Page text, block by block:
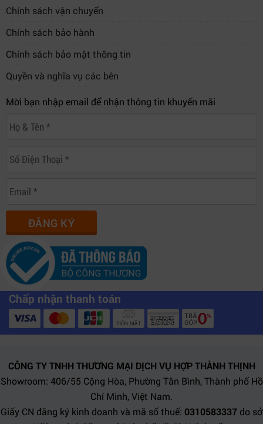
Chính sách vận chuyển
Chính sách bảo hành
Chính sách bảo mật thông tin
Quyền và nghĩa vụ các bên
Mời bạn nhập email để nhận thông tin khuyến mãi
ĐĂNG KÝ
Chấp nhận thanh toán
CÔNG TY TNHH THƯƠNG MẠI DỊCH VỤ HỢP THÀNH THỊNH
Showroom: 406/55 Cộng Hòa, Phường Tân Bình, Thành phố Hồ
Chí Minh, Việt Nam.
Giấy CN đăng ký kinh doanh và mã số thuế: 0310583337 do sở